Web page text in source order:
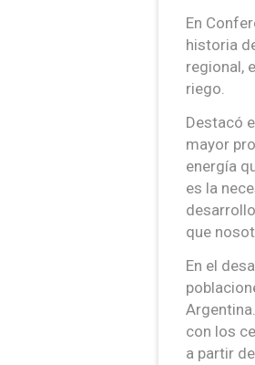
En
historia
regional,
riego.
Destacó
mayor
energía
es la
que
En el
con los
a partir